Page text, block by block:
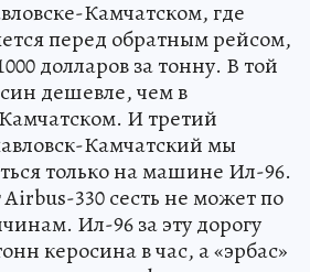
Камчатском, где
перед обратным рейсом,
долларов за тонну. В той
дешевле, чем в
И третий
Камчатский мы
только на машине Ил-96.
330 сесть не может по
Ил-96 за эту дорогу
керосина в час, а «эрбас»